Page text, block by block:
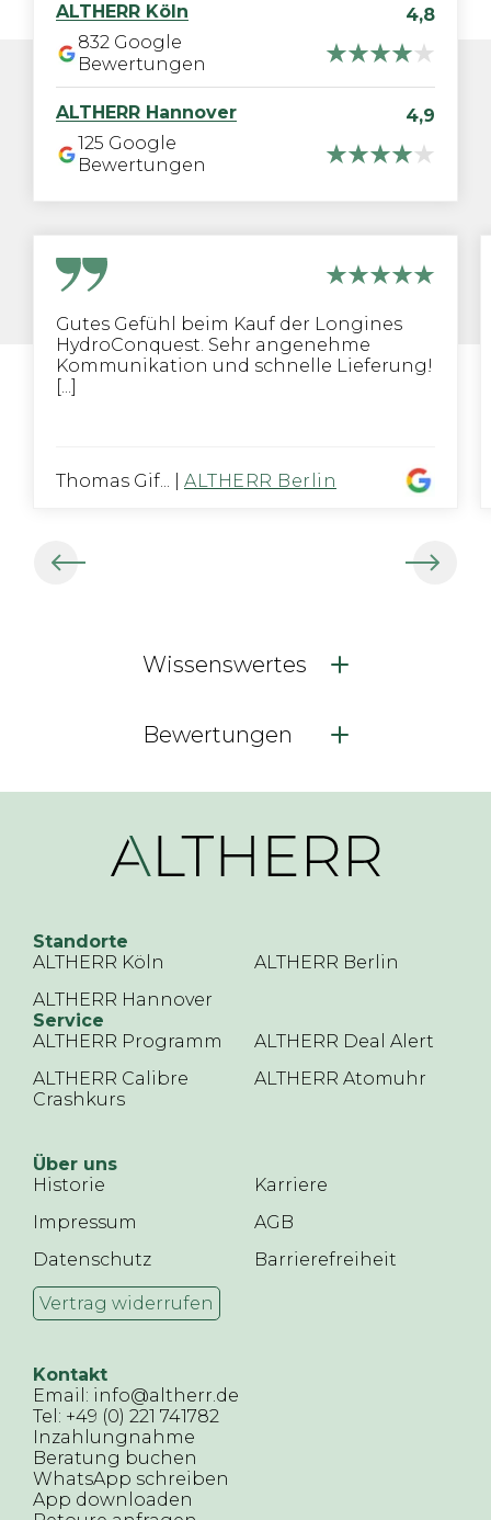
ALTHERR Köln
4,8
832 Google
Bewertungen
ALTHERR Hannover
4,9
125 Google
Bewertungen
Gutes Gefühl beim Kauf der Longines
HydroConquest. Sehr angenehme
Kommunikation und schnelle Lieferung!
[...]
Thomas Gif... ALTHERR Berlin
Wissenswertes
Bewertungen
Standorte
ALTHERR Köln
ALTHERR Berlin
ALTHERR Hannover
Service
ALTHERR Programm
ALTHERR Deal Alert
ALTHERR Calibre
Crashkurs
ALTHERR Atomuhr
Über uns
Historie
Karriere
Impressum
AGB
Datenschutz
Barrierefreiheit
Vertrag widerrufen
Kontakt
Email: info@altherr.de
Tel: +49 (0) 221 741782
Inzahlungnahme
Beratung buchen
WhatsApp schreiben
App downloaden